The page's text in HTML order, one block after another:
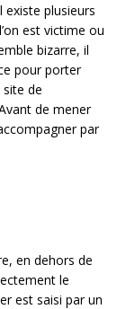
existe plusieurs
est victime ou
bizarre, il
pour porter
site de
de mener
par
en dehors de
le
est saisi par un